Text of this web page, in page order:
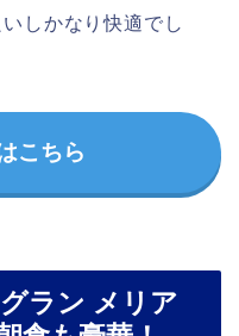
しかなり快適でし
こちら
ラン メリア